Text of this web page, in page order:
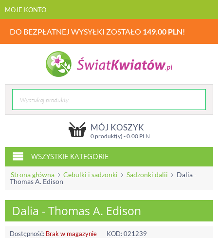
MOJE KONTO
DO BEZPŁATNEJ WYSYŁKI ZOSTAŁO 149.00 PLN!
MÓJ KOSZYK
0 produkt(y) -0.00PLN
WSZYSTKIE KATEGORIE
Strona główna Cebulki i sadzonki Sadzonki dalii
Dalia -
Thomas A. Edison
Dalia - Thomas A. Edison
Dostępność: Brak w magazynie KOD:021239